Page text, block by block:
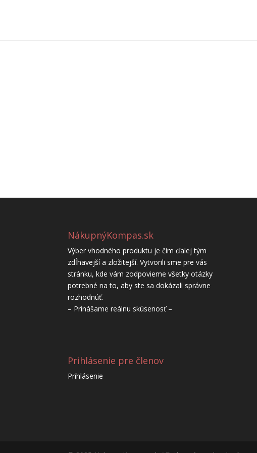
NákupnýKompas.sk
Výber vhodného produktu je čím ďalej tým
zdĺhavejší a zložitejší. Vytvorili sme pre vás
stránku, kde vám zodpovieme všetky otázky
potrebné na to, aby ste sa dokázali správne
rozhodnúť.
– Prinášame reálnu skúsenosť –
Prihlásenie pre členov
Prihlásenie